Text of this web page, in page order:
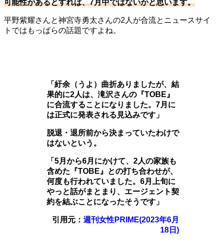
可能性があるとすれば、7月中ではないかと思います。
平野紫耀さんと神宮寺勇太さんの2人が合流とニュースサイ
トではもっぱらの話題ですよね。
「紆余（うよ）曲折ありましたが、結
果的に2人は、滝沢さんの『TOBE』
に合流することになりました。7月に
は正式に発表される見込みです」
脱退・退所前から決まっていたわけで
はないという。
「5月から6月にかけて、2人の家族も
含めた『TOBE』との打ち合わせが、
何度も行われていました。6月上旬に
やっと話がまとまり、エージェント契
約を結ぶことになったそうです」
引用元： 週刊女性PRIME(2023年6月
18日)